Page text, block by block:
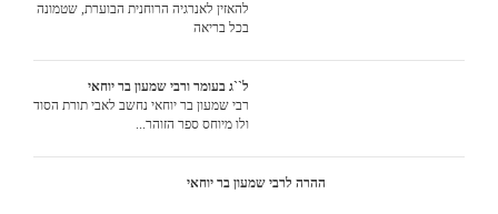
להאזין לאנרגיה הרוחנית הבוערת, שטמונה
בכל בריאה
ל``ג בעומר ורבי שמעון בר יוחאי
רבי שמעון בר יוחאי נחשב לאבי תורת הסוד
ולו מיוחס ספר הזוהר...
ההרה לרבי שמעון בר יוחאי